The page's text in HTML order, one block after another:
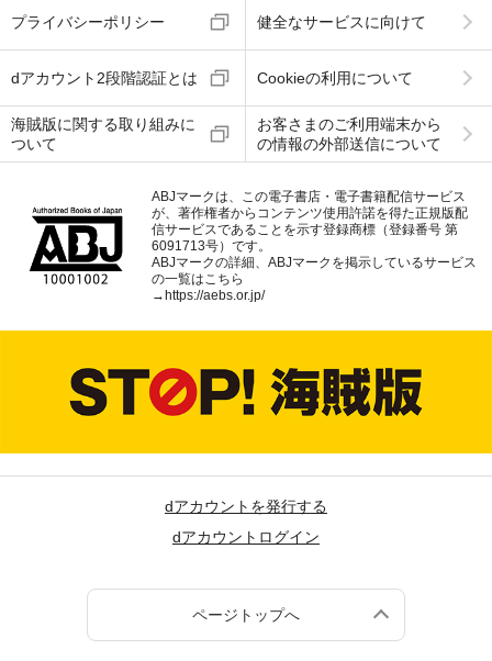
プライバシーポリシー 健全なサービスに向けて
dアカウント2段階認証とは Cookieの利用について
海賊版に関する取り組みに
ついて
お客さまのご利用端末から
の情報の外部送信について
ABJマークは、この電子書店・電子書籍配信サービス
が、著作権者からコンテンツ使用許諾を得た正規版配
信サービスであることを示す登録商標（登録番号 第
6091713号）です。
ABJマークの詳細、ABJマークを掲示しているサービス
の一覧はこちら
→https://aebs.or.jp/
dアカウントを発行する
dアカウントログイン
ページトップへ